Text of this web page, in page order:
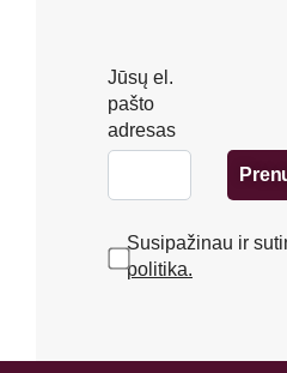
Jūsų el.
pašto
adresas
Susipažinau ir
politika.